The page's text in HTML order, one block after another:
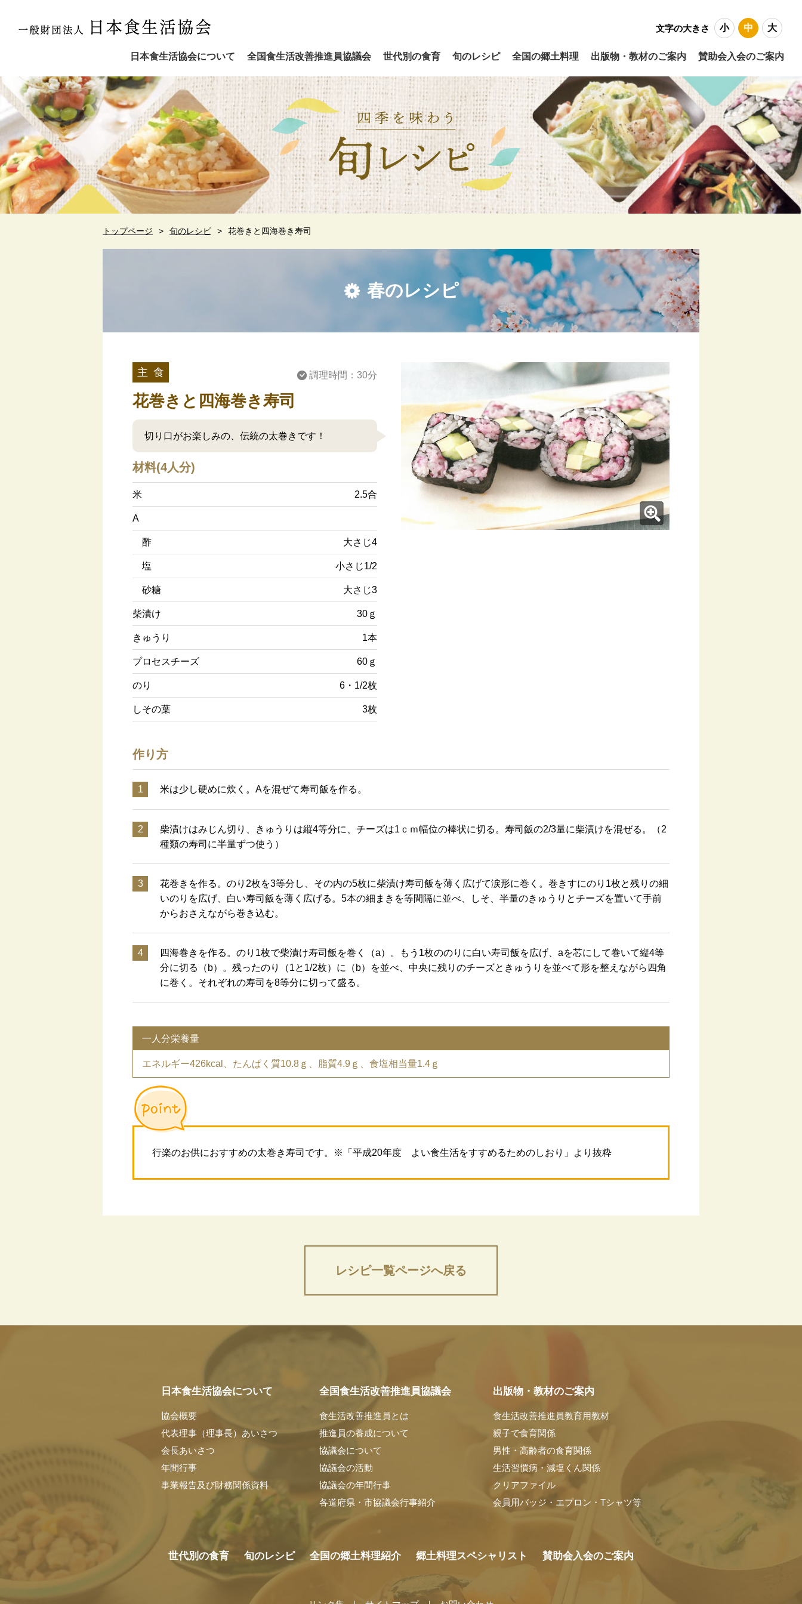
文字の大きさ 小 中 大
日本食生活協会について 全国食生活改善推進員協議会 世代別の食育 旬のレシピ 全国の郷土料理 出版物・教材のご案内 賛助会入会のご案内
トップページ 旬のレシピ 花巻きと四海巻き寿司
春のレシピ
主 食 調理時間：30分
花巻きと四海巻き寿司
切り口がお楽しみの、伝統の太巻きです！
材料(4人分)
米 2.5合
A
酢 大さじ4
塩 小さじ1/2
砂糖 大さじ3
柴漬け 30ｇ
きゅうり 1本
プロセスチーズ 60ｇ
のり 6・1/2枚
しその葉 3枚
作り方
1 米は少し硬めに炊く。Aを混ぜて寿司飯を作る。
2
柴漬けはみじん切り、きゅうりは縦4等分に、チーズは1ｃｍ幅位の棒状に切る。寿司飯の2/3量に柴漬けを混ぜる。（2
種類の寿司に半量ずつ使う）
3
花巻きを作る。のり2枚を3等分し、その内の5枚に柴漬け寿司飯を薄く広げて涙形に巻く。巻きすにのり1枚と残りの細
いのりを広げ、白い寿司飯を薄く広げる。5本の細まきを等間隔に並べ、しそ、半量のきゅうりとチーズを置いて手前
からおさえながら巻き込む。
4
四海巻きを作る。のり1枚で柴漬け寿司飯を巻く（a）。もう1枚ののりに白い寿司飯を広げ、aを芯にして巻いて縦4等
分に切る（b）。残ったのり（1と1/2枚）に（b）を並べ、中央に残りのチーズときゅうりを並べて形を整えながら四角
に巻く。それぞれの寿司を8等分に切って盛る。
一人分栄養量
エネルギー426kcal、たんぱく質10.8ｇ、脂質4.9ｇ、食塩相当量1.4ｇ
行楽のお供におすすめの太巻き寿司です。※「平成20年度 よい食生活をすすめるためのしおり」より抜粋
レシピ一覧ページへ戻る
日本食生活協会について
協会概要
代表理事（理事長）あいさつ
会長あいさつ
年間行事
事業報告及び財務関係資料
全国食生活改善推進員協議会
食生活改善推進員とは
推進員の養成について
協議会について
協議会の活動
協議会の年間行事
各道府県・市協議会行事紹介
出版物・教材のご案内
食生活改善推進員教育用教材
親子で食育関係
男性・高齢者の食育関係
生活習慣病・減塩くん関係
クリアファイル
会員用バッジ・エプロン・Tシャツ等
世代別の食育 旬のレシピ 全国の郷土料理紹介 郷土料理スペシャリスト 賛助会入会のご案内